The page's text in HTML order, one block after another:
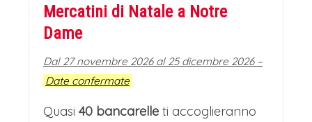
Mercatini di Natale a Notre
Dame
Dal 27 novembre 2026 al 25 dicembre 2026 –
Date confermate
Quasi 40 bancarelle ti accoglieranno